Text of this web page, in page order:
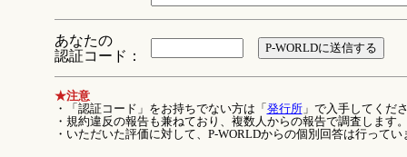
あなたの
認証コード：
★注意
・「認証コード」をお持ちでない方は「 発行所」で入手してくだ
・規約違反の報告も兼ねており、複数人からの報告で調査します
・いただいた評価に対して、P-WORLDからの個別回答は行ってい